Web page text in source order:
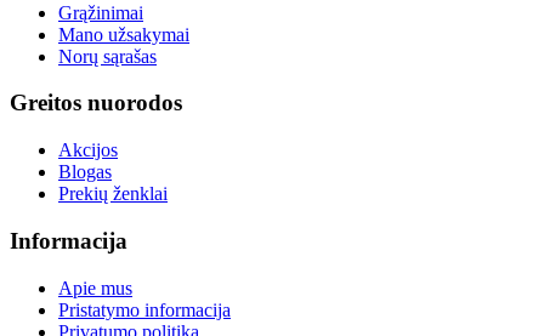
Grąžinimai
Mano užsakymai
Norų sąrašas
Greitos nuorodos
Akcijos
Blogas
Prekių ženklai
Informacija
Apie mus
Pristatymo informacija
Privatumo politika